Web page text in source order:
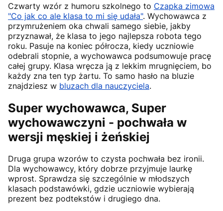
Czwarty wzór z humoru szkolnego to Czapka zimowa
"Co jak co ale klasa to mi się udała". Wychowawca z
przymrużeniem oka chwali samego siebie, jakby
przyznawał, że klasa to jego najlepsza robota tego
roku. Pasuje na koniec półrocza, kiedy uczniowie
odebrali stopnie, a wychowawca podsumowuje pracę
całej grupy. Klasa wręcza ją z lekkim mrugnięciem, bo
każdy zna ten typ żartu. To samo hasło na bluzie
znajdziesz w bluzach dla nauczyciela.
Super wychowawca, Super
wychowawczyni - pochwała w
wersji męskiej i żeńskiej
Druga grupa wzorów to czysta pochwała bez ironii.
Dla wychowawcy, który dobrze przyjmuje laurkę
wprost. Sprawdza się szczególnie w młodszych
klasach podstawówki, gdzie uczniowie wybierają
prezent bez podtekstów i drugiego dna.